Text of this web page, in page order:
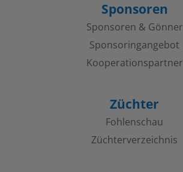
Sponsoren
Sponsoren & Gönner
Sponsoringangebot
Kooperations­partner
Züchter
Fohlenschau
Züchterverzeichnis